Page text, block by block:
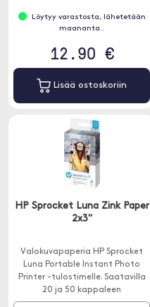
Löytyy varastosta, lähetetään
maananta..
12.90 €
Lisää ostoskoriin
HP Sprocket Luna Zink Paper
2x3"
Valokuvapaperia HP Sprocket
Luna Portable Instant Photo
Printer -tulostimelle. Saatavilla
20 ja 50 kappaleen
pakkauksissa.